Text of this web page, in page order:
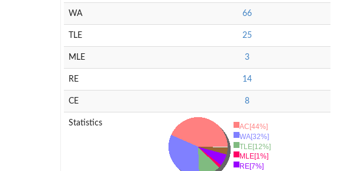
WA 66
TLE 25
MLE 3
RE 14
CE 8
Statistics
AC[44%]
WA[32%]
TLE[12%]
MLE[1%]
RE[7%]